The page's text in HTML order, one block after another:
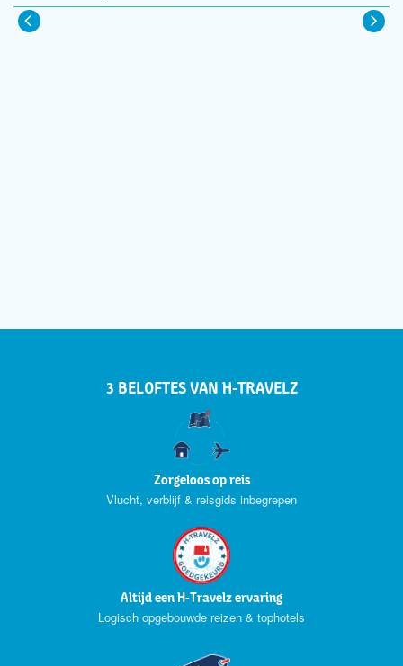
3 BELOFTES VAN H-TRAVELZ
Zorgeloos op reis
Vlucht, verblijf & reisgids inbegrepen
Altijd een H-Travelz ervaring
Logisch opgebouwde reizen & tophotels